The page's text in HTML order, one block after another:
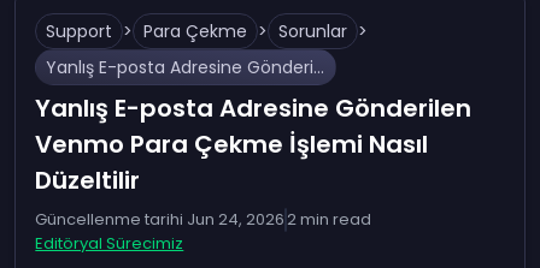
Support > Para Çekme > Sorunlar >
Yanlış E-posta Adresine Gönderilen Venmo Para Çekme İşlemi Nasıl Düzeltilir
Yanlış E-posta Adresine Gönderilen
Venmo Para Çekme İşlemi Nasıl
Düzeltilir
Güncellenme tarihi Jun 24, 20262min read
Editöryal Sürecimiz